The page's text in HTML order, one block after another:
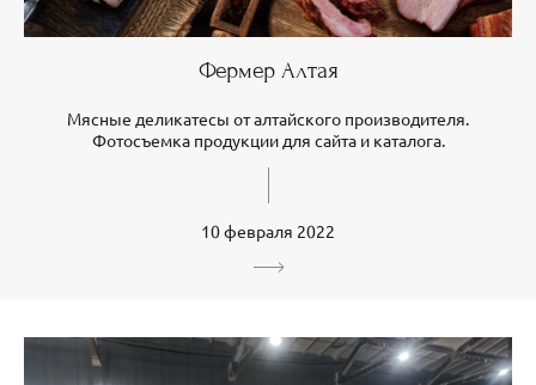
Фермер Алтая
Мясные деликатесы от алтайского производителя.
Фотосъемка продукции для сайта и каталога.
10 февраля 2022